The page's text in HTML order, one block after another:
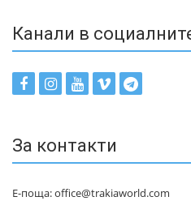
Канали в
За контакти
Е-поща: office@trakiaworld.com